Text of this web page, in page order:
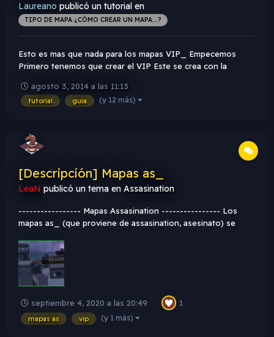
Laureano publicó un tutorial en
TIPO DE MAPA ¿CÓMO CREAR UN MAPA...?
Esto es mas que nada para los mapas VIP_ Empecemos
Primero tenemos que crear el VIP Este se crea con la
(Seleccionamos el "Spawn" y damos alt+enter) es el yaw
(Esto sirve para señalar hacia adonde va a estar mira...
agosto 3, 2014 a las 11:13
tutorial guia (y 12 más)
[Descripción] Mapas as_
LeaN publicó un tema en Assasination
----------------- Mapas Assasination ---------------- Los
mapas as_ (que proviene de assasination, asesinato) se
debe ser escoltado y protegido por los anti-terroristas
hasta la zona de escape, mientras que los...
septiembre 4, 2020 a las 20:49 1
mapas as vip (y 1 más)